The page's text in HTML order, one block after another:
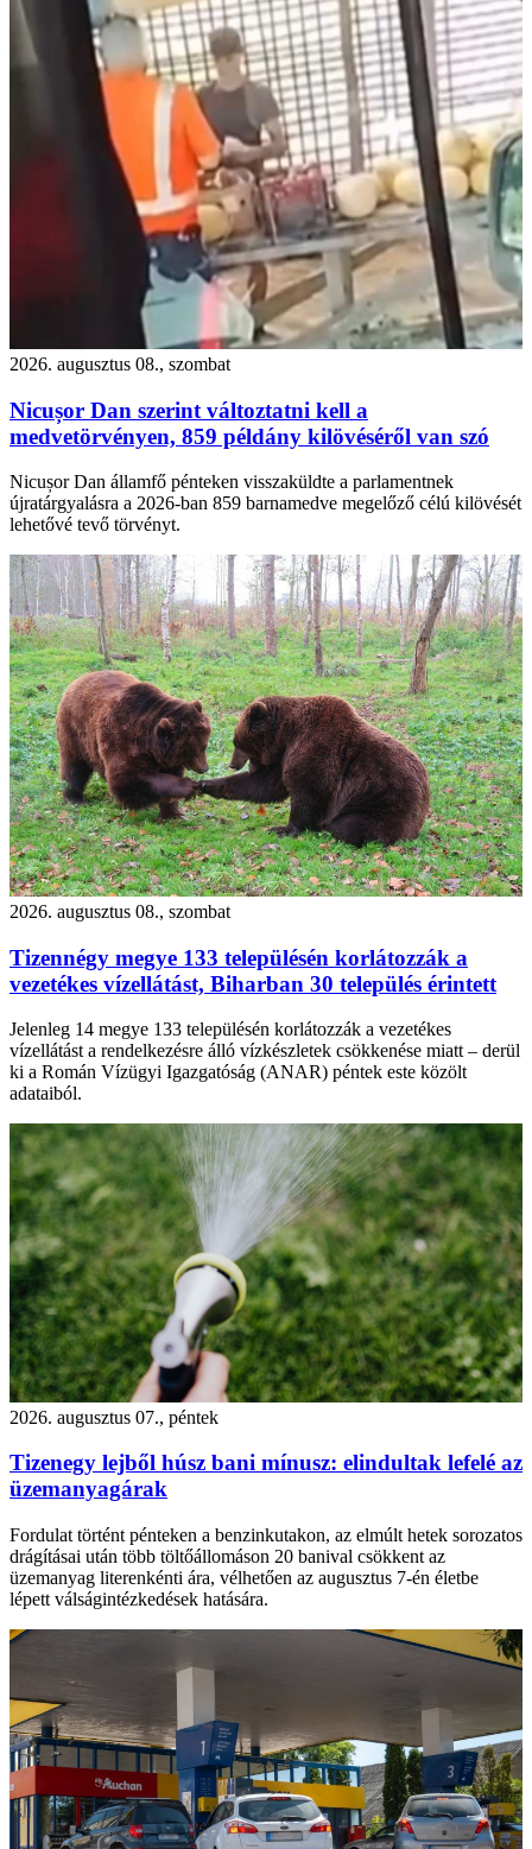
2026. augusztus 08., szombat
Nicușor Dan szerint változtatni kell a
medvetörvényen, 859 példány kilövéséről van szó
Nicușor Dan államfő pénteken visszaküldte a parlamentnek
újratárgyalásra a 2026-ban 859 barnamedve megelőző célú kilövését
lehetővé tevő törvényt.
2026. augusztus 08., szombat
Tizennégy megye 133 településén korlátozzák a
vezetékes vízellátást, Biharban 30 település érintett
Jelenleg 14 megye 133 településén korlátozzák a vezetékes
vízellátást a rendelkezésre álló vízkészletek csökkenése miatt – derül
ki a Román Vízügyi Igazgatóság (ANAR) péntek este közölt
adataiból.
2026. augusztus 07., péntek
Tizenegy lejből húsz bani mínusz: elindultak lefelé az
üzemanyagárak
Fordulat történt pénteken a benzinkutakon, az elmúlt hetek sorozatos
drágításai után több töltőállomáson 20 banival csökkent az
üzemanyag literenkénti ára, vélhetően az augusztus 7-én életbe
lépett válságintézkedések hatására.